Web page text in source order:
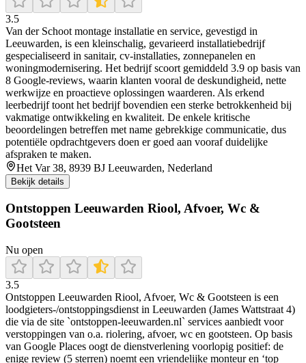
3.5
Van der Schoot montage installatie en service, gevestigd in
Leeuwarden, is een kleinschalig, gevarieerd installatiebedrijf
gespecialiseerd in sanitair, cv-installaties, zonnepanelen en
woningmodernisering. Het bedrijf scoort gemiddeld 3.9 op basis van
8 Google-reviews, waarin klanten vooral de deskundigheid, nette
werkwijze en proactieve oplossingen waarderen. Als erkend
leerbedrijf toont het bedrijf bovendien een sterke betrokkenheid bij
vakmatige ontwikkeling en kwaliteit. De enkele kritische
beoordelingen betreffen met name gebrekkige communicatie, dus
potentiële opdrachtgevers doen er goed aan vooraf duidelijke
afspraken te maken.
Het Var 38, 8939 BJ Leeuwarden, Nederland
Bekijk details
Ontstoppen Leeuwarden Riool, Afvoer, Wc &
Gootsteen
Nu open
3.5
Ontstoppen Leeuwarden Riool, Afvoer, Wc & Gootsteen is een
loodgieters-/ontstoppingsdienst in Leeuwarden (James Wattstraat 4)
die via de site `ontstoppen-leeuwarden.nl` services aanbiedt voor
verstoppingen van o.a. riolering, afvoer, wc en gootsteen. Op basis
van Google Places oogt de dienstverlening voorlopig positief: de
enige review (5 sterren) noemt een vriendelijke monteur en ‘top